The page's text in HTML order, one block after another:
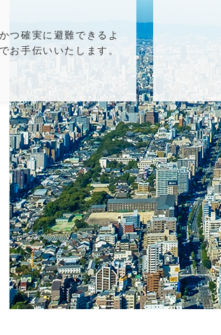
つ確実に避難できるよ
お手伝いいたします。